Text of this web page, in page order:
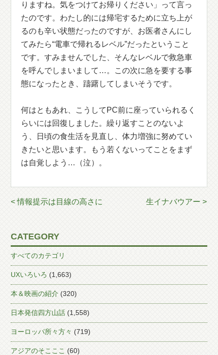
りますね。気をつけてお帰りください」って言っ
たのです。わたし的には帰宅するために立ち上が
るのも辛い状態だったのですが、お医者さんにし
てみたら“電車で帰れるレベル”だったということ
です。すみませんでした、そんなレベルで救急車
を呼んでしまいまして…。この次に急を要する事
態になったとき、躊躇してしまいそうです。
何はともあれ、こうしてPC前に座っていられるく
らいには回復しました。繰り返すことのないよ
う、日頃の食生活を見直し、体力増強に努めてい
きたいと思います。もう若くないってことをまず
は自覚しよう…（泣）。
< 情報提示は目線の高さに 生イナバウアー >
CATEGORY
すべてのカテゴリ
UXいろいろ (1,663)
本＆映画の紹介 (320)
日本発信四方山話 (1,558)
ヨーロッパ所々方々 (719)
アジアのそこここ (60)